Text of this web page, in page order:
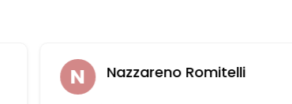
Nazzareno Romitelli